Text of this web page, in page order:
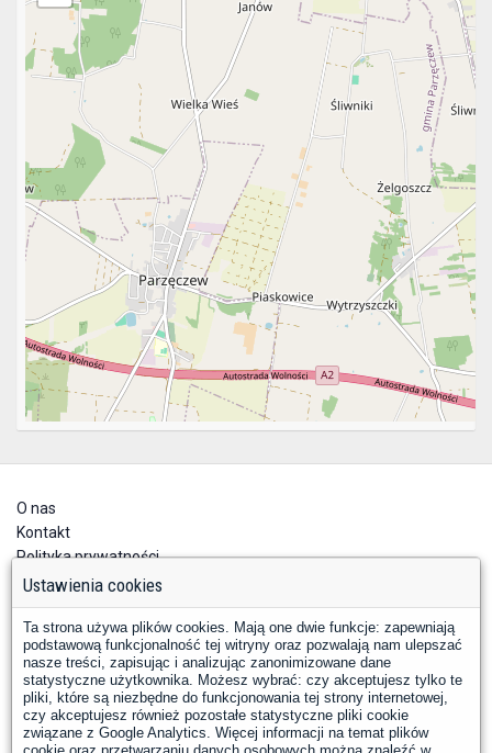
O nas
Kontakt
Polityka prywatności
Deklaracja dostępności
FacebookLinkedIn
X InstagramYouTube
Ustawienia cookies
Ta strona używa plików cookies. Mają one dwie funkcje: zapewniają
podstawową funkcjonalność tej witryny oraz pozwalają nam ulepszać
nasze treści, zapisując i analizując zanonimizowane dane
statystyczne użytkownika. Możesz wybrać: czy akceptujesz tylko te
pliki, które są niezbędne do funkcjonowania tej strony internetowej,
czy akceptujesz również pozostałe statystyczne pliki cookie
związane z Google Analytics. Więcej informacji na temat plików